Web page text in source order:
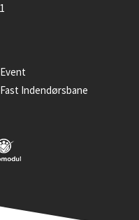
Event
Fast Indendørsbane